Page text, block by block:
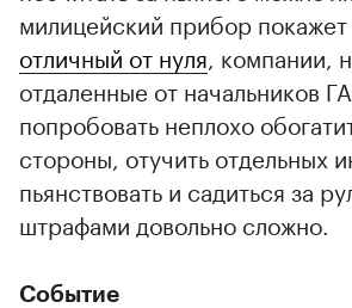
милицейский прибор покажет
отличный от нуля , компании,
отдаленные от начальников
попробовать неплохо
стороны, отучить отдельных
пьянствовать и садиться за
штрафами довольно сложно.
Событие